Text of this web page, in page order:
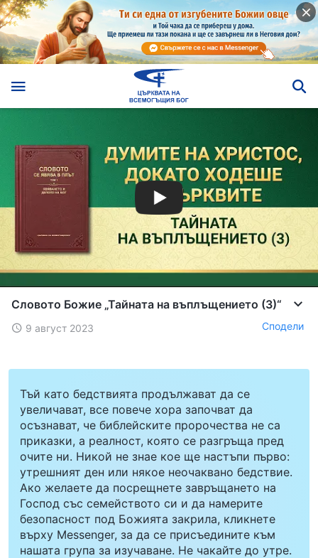
Словото Божие „Тайната на въплъщението (3)“
9 август 2023 Сподели
Тъй като бедствията продължават да се
увеличават, все повече хора започват да
осъзнават, че библейските пророчества не са
приказки, а реалност, която се разгръща пред
очите ни. Никой не знае кое ще настъпи първо:
утрешният ден или някое неочаквано бедствие.
Ако желаете да посрещнете завръщането на
Господ със семейството си и да намерите
безопасност под Божията закрила, кликнете
върху Messenger, за да се присъедините към
нашата група за изучаване. Не чакайте до утре.